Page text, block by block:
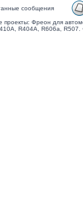
сообщения
проекты: Фреон для
R404A, R606a,